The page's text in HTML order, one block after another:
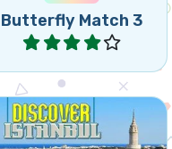
espectaculares de
Estambul.